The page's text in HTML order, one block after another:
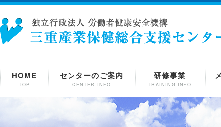
HOME
TOP
センターのご案内
CENTER INFO
研修事業
TRAINING INFO